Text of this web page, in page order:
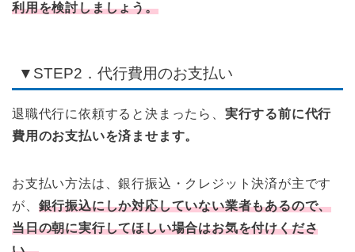
利用を検討しましょう。
▼STEP2．代行費用のお支払い
退職代行に依頼すると決まったら、 実行する前に代行
費用のお支払いを済ませます。
お支払い方法は、銀行振込・クレジット決済が主です
が、 銀行振込にしか対応していない業者もあるので、
当日の朝に実行してほしい場合はお気を付けくださ